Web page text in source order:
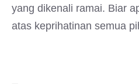
yang dikenali ramai. Biar
atas keprihatinan semua